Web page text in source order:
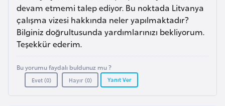
m
l
e
r
i
devam etmemi talep ediyor. Bu noktada Litvanya
çalışma vizesi hakkında neler yapılmaktadır?
Bilginiz doğrultusunda yardımlarınızı bekliyorum.
Teşekkür ederim.
Bu yorumu faydalı buldunuz mu ?
Evet (0) Hayır (0) Yanıt Ver
y
a
A
z
e
b